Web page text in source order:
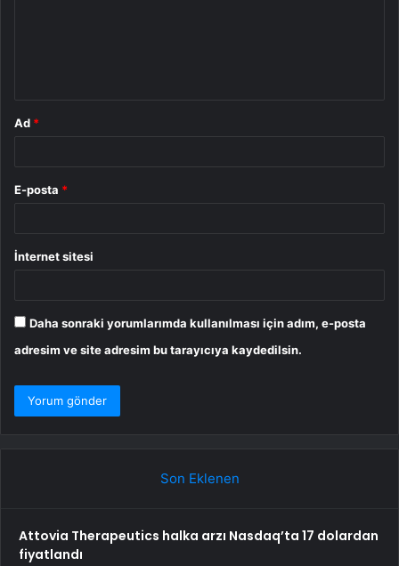
Ad *
E-posta *
İnternet sitesi
Daha sonraki yorumlarımda kullanılması için adım, e-posta
adresim ve site adresim bu tarayıcıya kaydedilsin.
Son Eklenen
Attovia Therapeutics halka arzı Nasdaq’ta 17 dolardan
fiyatlandı